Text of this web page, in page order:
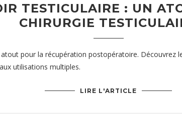
TESTICULAIRE : UN
CHIRURGIE
pour la récupération postopératoire. Découvrez
utilisations multiples.
LIRE L'ARTICLE